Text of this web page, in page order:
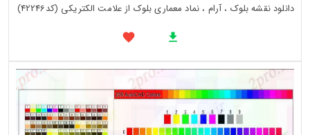
دانلود نقشه بلوک ، آرام ، نماد معماری بلوک از علامت الکتریکی (کد42246)